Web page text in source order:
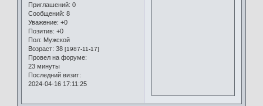
Приглашений: 0
Сообщений: 8
Уважение: +0
Позитив: +0
Пол: Мужской
Возраст: 38 [1987-11-17]
Провел на форуме:
23 минуты
Последний визит:
2024-04-16 17:11:25